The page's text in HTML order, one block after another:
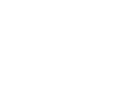
需儲值。
後，將跳轉至「AFTEE先享後付」